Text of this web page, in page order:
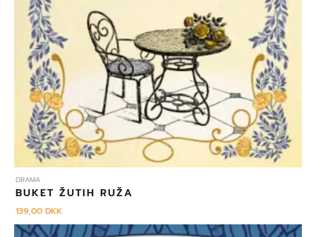
DRAMA
BUKET ŽUTIH RUŽA
139,00DKK